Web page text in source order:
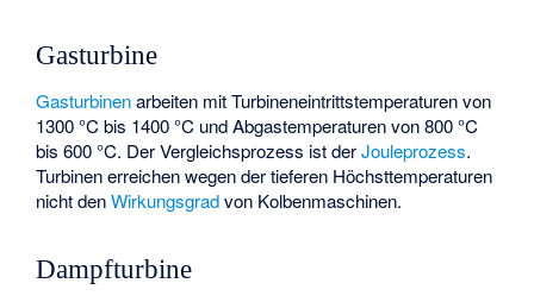
Gasturbine
Gasturbinenarbeiten mit Turbineneintrittstemperaturen von
1300 °C bis 1400 °C und Abgastemperaturen von 800 °C
bis 600 °C. Der Vergleichsprozess ist derJouleprozess.
Turbinen erreichen wegen der tieferen Höchsttemperaturen
nicht denWirkungsgradvon Kolbenmaschinen.
Dampfturbine